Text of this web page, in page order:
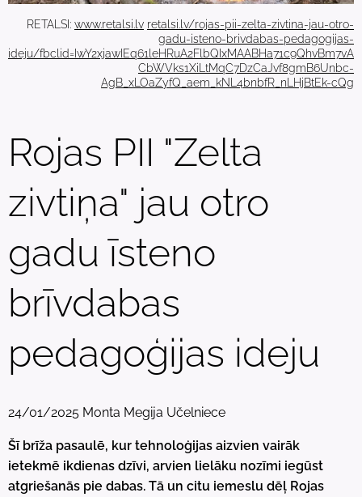
RETALSI: www.retalsi.lv retalsi.lv/rojas-pii-zelta-zivtina-jau-otro-
gadu-isteno-brivdabas-pedagogijas-
ideju/fbclid=IwY2xjawIEq61leHRuA2FlbQIxMAABHa71c9QhvBm7vA
CbWVks1XiLtMqC7DzCaJvf8gmB6Unbc-
AgB_xLOaZyfQ_aem_kNL4bnbfR_nLHjBtEk-cQg
Rojas PII "Zelta
zivtiņa" jau otro
gadu īsteno
brīvdabas
pedagoģijas ideju
24/01/2025 Monta Megija Učelniece
Šī brīža pasaulē, kur tehnoloģijas aizvien vairāk
ietekmē ikdienas dzīvi, arvien lielāku nozīmi iegūst
atgriešanās pie dabas. Tā un citu iemeslu dēļ Rojas